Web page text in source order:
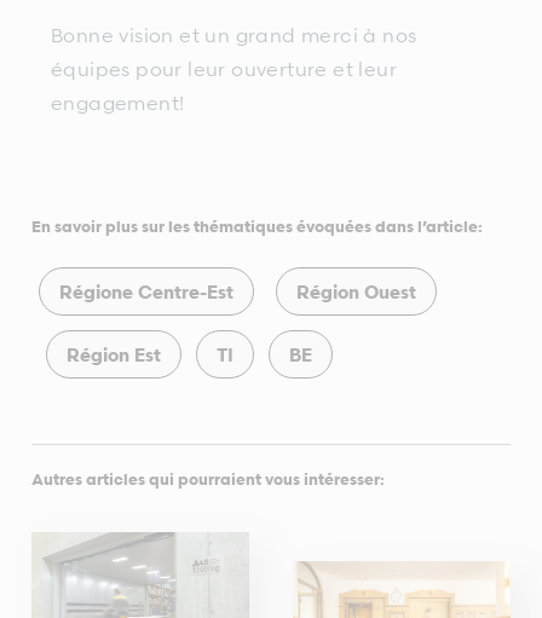
Bonne vision et un grand merci à nos
équipes pour leur ouverture et leur
engagement!
En savoir plus sur les thématiques évoquées dans l’article:
Régione Centre-Est Région Ouest
Région Est TI BE
Autres articles qui pourraient vous intéresser: